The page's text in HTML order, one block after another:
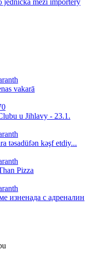
jednička mezi importéry
vakarā
u Jihlavy - 23.1.
təsadüfən kəşf etdiy...
Pizza
изненада с адреналин